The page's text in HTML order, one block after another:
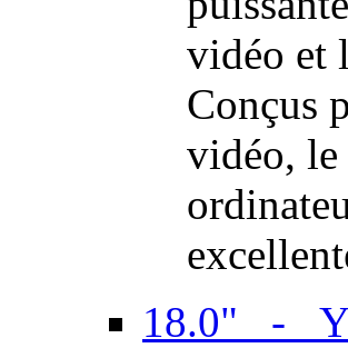
vidéo et
Conçus
vidéo, le
18.0" -